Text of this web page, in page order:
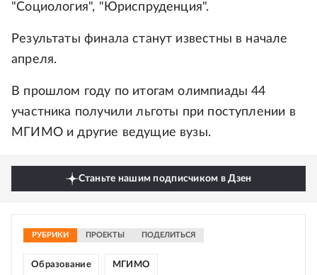
"Социология", "Юриспруденция".
Результаты финала станут известны в начале
апреля.
В прошлом году по итогам олимпиады 44
участника получили льготы при поступлении в
МГИМО и другие ведущие вузы.
Станьте нашим подписчиком в Дзен
РУБРИКИ ПРОЕКТЫ ПОДЕЛИТЬСЯ
Образование МГИМО